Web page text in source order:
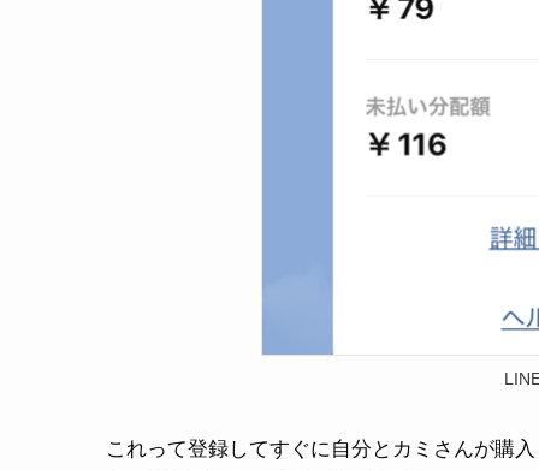
これって登録してすぐに自分とカミさんが購